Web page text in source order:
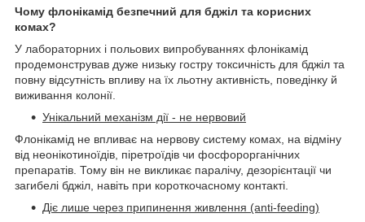
Чому флонікамід безпечний для бджіл та корисних
комах?
У лабораторних і польових випробуваннях флонікамід
продемонстрував дуже низьку гостру токсичність для бджіл та
повну відсутність впливу на їх льотну активність, поведінку й
виживання колонії.
Унікальний механізм дії - не нервовий
Флонікамід не впливає на нервову систему комах, на відміну
від неонікотиноїдів, піретроїдів чи фосфорорганічних
препаратів. Тому він не викликає паралічу, дезорієнтації чи
загибелі бджіл, навіть при короткочасному контакті.
Діє лише через припинення живлення (anti-feeding)